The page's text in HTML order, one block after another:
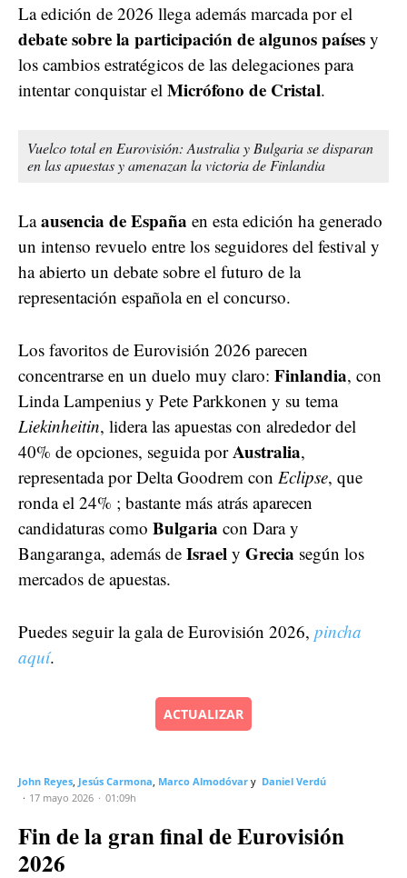
La edición de 2026 llega además marcada por el
debate sobre la participación de algunos países y
los cambios estratégicos de las delegaciones para
intentar conquistar el Micrófono de Cristal.
Vuelco total en Eurovisión: Australia y Bulgaria se disparan
en las apuestas y amenazan la victoria de Finlandia
Laausencia de España en esta edición ha generado
un intenso revuelo entre los seguidores del festival y
ha abierto un debate sobre el futuro de la
representación española en el concurso.
Los favoritos de Eurovisión 2026 parecen
concentrarse en un duelo muy claro: Finlandia, con
Linda Lampenius y Pete Parkkonen y su tema
Liekinheitin, lidera las apuestas con alrededor del
40% de opciones, seguida porAustralia,
representada por Delta Goodrem con Eclipse, que
ronda el 24% ; bastante más atrás aparecen
candidaturas como Bulgaria con Dara y
Bangaranga, además de Israel y Grecia según los
mercados de apuestas.
Puedes seguir la gala de Eurovisión 2026, pincha
aquí.
ACTUALIZAR
John Reyes Jesús Carmona Marco Almodóvar
Daniel Verdú
17 mayo 2026
01:09h
Fin de la gran final de Eurovisión
2026